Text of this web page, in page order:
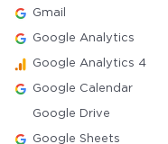
Gmail
Google Analytics
Google Analytics 4
Google Calendar
Google Drive
Google Sheets